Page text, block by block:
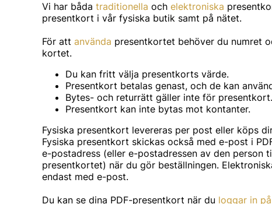
Vi har båda traditionella och elektroniska
presentkort i vår fysiska butik samt på nätet.
För att använda presentkortet behöver du numret
kortet.
Du kan fritt välja presentkorts värde.
Presentkort betalas genast, och de kan
Bytes- och returrätt gäller inte för presentkort.
Presentkort kan inte bytas mot kontanter.
Fysiska presentkort levereras per post eller köps
Fysiska presentkort skickas också med e-post i
e-postadress (eller e-postadressen av den person
presentkortet) när du gör beställningen.
endast med e-post.
Du kan se dina PDF-presentkort när du loggar in